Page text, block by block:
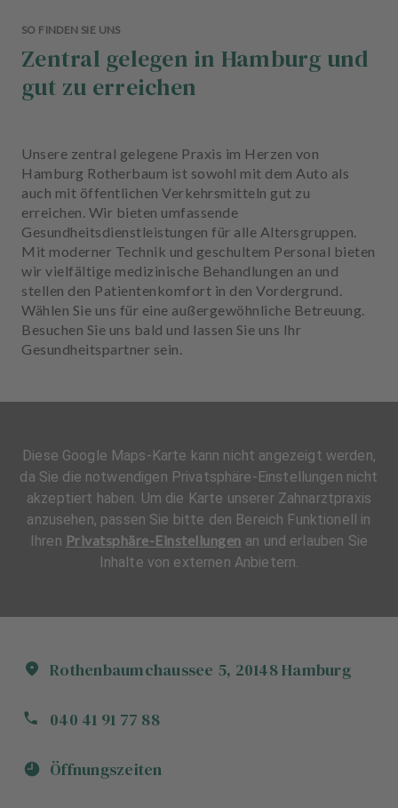
SO FINDEN SIE UNS
Zentral gelegen in Hamburg und
gut zu erreichen
Unsere zentral gelegene Praxis im Herzen von
Hamburg Rotherbaum ist sowohl mit dem Auto als
auch mit öffentlichen Verkehrsmitteln gut zu
erreichen. Wir bieten umfassende
Gesundheitsdienstleistungen für alle Altersgruppen.
Mit moderner Technik und geschultem Personal bieten
wir vielfältige medizinische Behandlungen an und
stellen den Patientenkomfort in den Vordergrund.
Wählen Sie uns für eine außergewöhnliche Betreuung.
Besuchen Sie uns bald und lassen Sie uns Ihr
Gesundheitspartner sein.
Rothenbaumchaussee 5, 20148Hamburg
040 41 91 77 88
Öffnungszeiten
Diese Google Maps-Karte kann nicht angezeigt werden,
da Sie die notwendigen Privatsphäre-Einstellungen nicht
akzeptiert haben. Um die Karte unserer Zahnarztpraxis
anzusehen, passen Sie bitte den Bereich Funktionell in
Ihren Privatsphäre-Einstellungen an und erlauben Sie
Inhalte von externen Anbietern.